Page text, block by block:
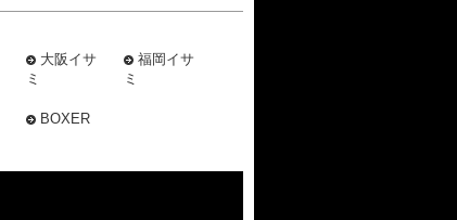
大阪イサ
ミ
福岡イサ
ミ
BOXER